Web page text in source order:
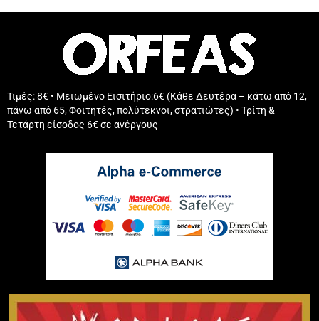
Τιμές: 8€ • Μειωμένο Εισιτήριο:6€ (Κάθε Δευτέρα – κάτω από 12,
πάνω από 65, Φοιτητές, πολύτεκνοι, στρατιώτες) • Τρίτη &
Τετάρτη είσοδος 6€ σε ανέργους